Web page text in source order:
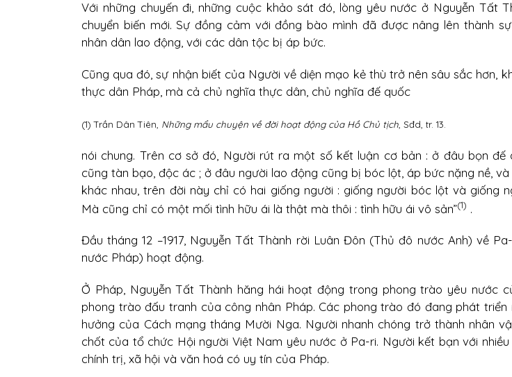
Với những chuyến đi, những cuộc khảo sát đó, lòng yêu nước ở Nguyễn Tất
chuyển biến mới. Sự đồng cảm với đồng bào mình đã được nâng lên thành
nhân dân lao động, với các dân tộc bị áp bức.
Cũng qua đó, sự nhận biết của Người về diện mạo kẻ thù trở nên sâu sắc hơn,
thực dân Pháp, mà cả chủ nghĩa thực dân, chủ nghĩa đế quốc
(1) Trần Dân Tiên, Những mẩu chuyện về đời hoạt động của Hồ Chủ tịch , Sđd, tr. 13.
nói chung. Trên cơ sở đó, Người rút ra một số kết luận cơ bản : ở đâu bọn đế
cũng tàn bạo, độc ác ; ở đâu người lao động cũng bị bóc lột, áp bức nặng nề, và
khác nhau, trên đời này chỉ có hai giống người : giống người bóc lột và giống
Mà cũng chỉ có một mối tình hữu ái là thật mà thôi : tình hữu ái vô sản”(1) .
Đầu tháng 12 –1917, Nguyễn Tất Thành rời Luân Đôn (Thủ đô nước Anh) về
nước Pháp) hoạt động.
Ở Pháp, Nguyễn Tất Thành hăng hái hoạt động trong phong trào yêu nước
phong trào đấu tranh của công nhân Pháp. Các phong trào đó đang phát triển
hưởng của Cách mạng tháng Mười Nga. Người nhanh chóng trở thành nhân
chốt của tổ chức Hội người Việt Nam yêu nước ở Pa-ri. Người kết bạn với
chính trị, xã hội và văn hoá có uy tín của Pháp.